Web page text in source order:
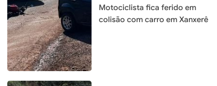
Motociclista fica ferido em
colisão com carro em Xanxerê